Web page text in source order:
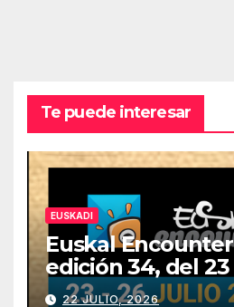
Te puede interesar
EUSKADI
Euskal
edición 34, del 23
julio
22 JULIO, 2026